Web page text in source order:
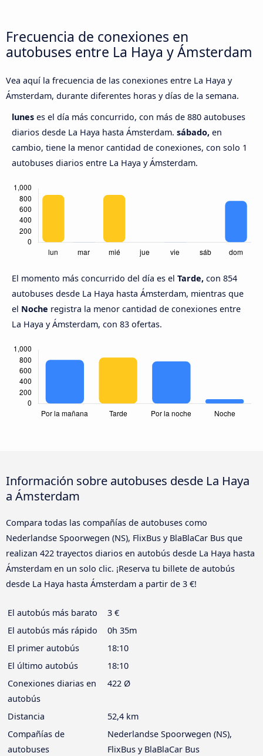
Frecuencia de conexiones en
autobuses entre La Haya y Ámsterdam
Vea aquí la frecuencia de las conexiones entre La Haya y
Ámsterdam, durante diferentes horas y días de la semana.
lunes es el día más concurrido, con más de 880 autobuses
diarios desde La Haya hasta Ámsterdam. sábado, en
cambio, tiene la menor cantidad de conexiones, con solo 1
autobuses diarios entre La Haya y Ámsterdam.
El momento más concurrido del día es el Tarde, con 854
autobuses desde La Haya hasta Ámsterdam, mientras que
el Noche registra la menor cantidad de conexiones entre
La Haya y Ámsterdam, con 83 ofertas.
Información sobre autobuses desde La Haya
a Ámsterdam
Compara todas las compañías de autobuses como
Nederlandse Spoorwegen (NS), FlixBus y BlaBlaCar Bus que
realizan 422 trayectos diarios en autobús desde La Haya hasta
Ámsterdam en un solo clic. ¡Reserva tu billete de autobús
desde La Haya hasta Ámsterdam a partir de 3 €!
El autobús más barato
3 €
El autobús más rápido
0h 35m
El primer autobús
18:10
El último autobús
18:10
Conexiones diarias en
autobús
422 Ø
Distancia
52,4 km
Compañías de
autobuses
Nederlandse Spoorwegen (NS),
FlixBus y BlaBlaCar Bus